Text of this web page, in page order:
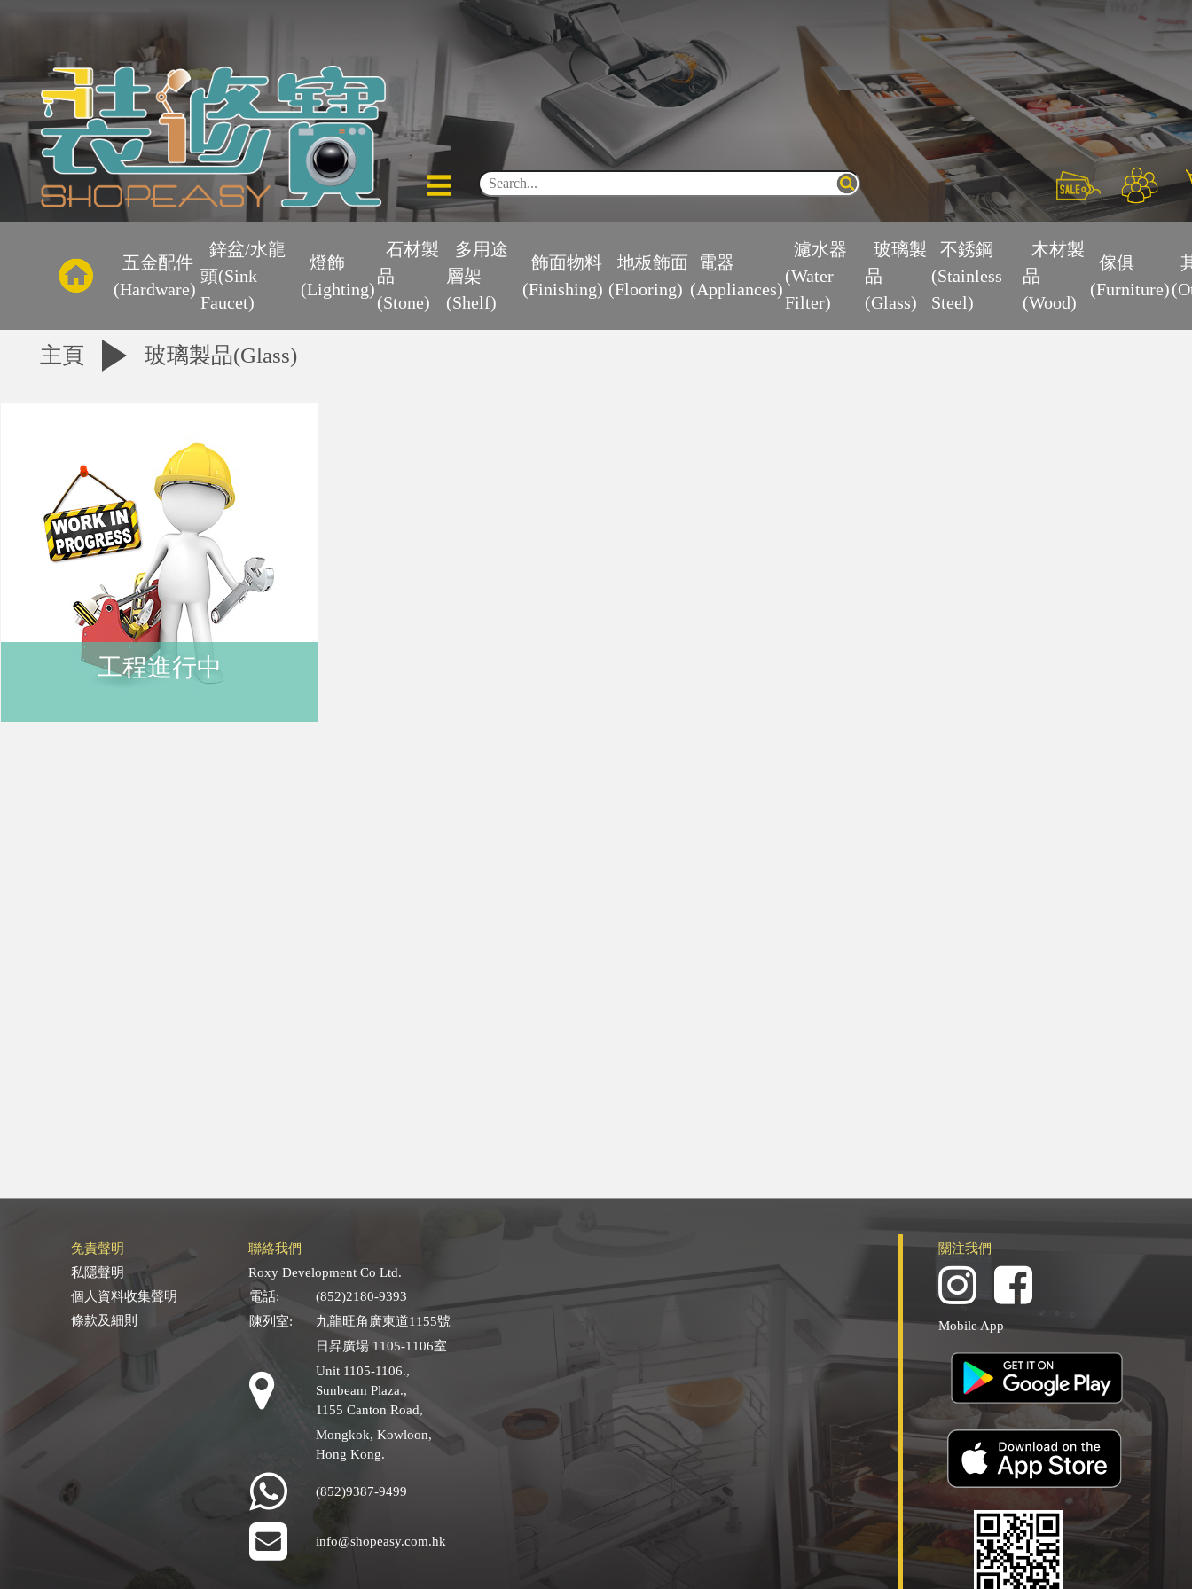
主
頁
優
惠
物
車
登
/
×
五金配件
(Hardware)
鋅盆/水龍
頭(Sink
Faucet)
燈飾
(Lighting)
石材製
品
(Stone)
多用途
層架
(Shelf)
飾面物料
(Finishing)
地板飾面
(Flooring)
電器
(Appliances)
濾水器
(Water
Filter)
玻璃製
品
(Glass)
不銹鋼
(Stainless
Steel)
木材製
品
(Wood)
傢俱
(Furniture)
主頁 玻璃製品(Glass)
工程進行中
免責聲明
私隱聲明
個人資料收集聲明
條款及細則
聯絡我們
Roxy Development Co Ltd.
電話:
(852)2180-9393
陳列室:
九龍旺角廣東道1155號
日昇廣場 1105-1106室
Unit 1105-1106.,
Sunbeam Plaza.,
1155 Canton Road,
Mongkok, Kowloon,
Hong Kong.
(852)9387-9499
info@shopeasy.com.hk
關注我們
Mobile App